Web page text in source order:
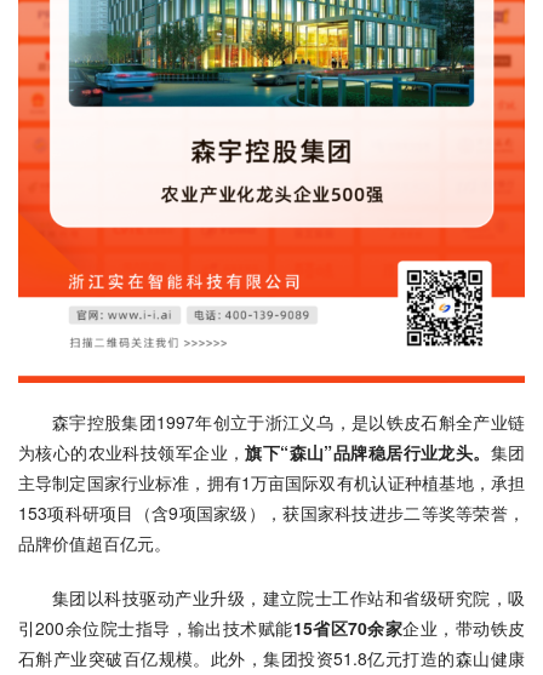
森宇控股集团1997年创立于浙江义乌，是以铁皮石斛全产业链
为核心的农业科技领军企业，旗下“森山”品牌稳居行业龙头。 集团
主导制定国家行业标准，拥有1万亩国际双有机认证种植基地，承担
153项科研项目（含9项国家级），获国家科技进步二等奖等荣誉，
品牌价值超百亿元。
集团以科技驱动产业升级，建立院士工作站和省级研究院，吸
引200余位院士指导，输出技术赋能15省区70余家企业，带动铁皮
石斛产业突破百亿规模。此外，集团投资51.8亿元打造的森山健康